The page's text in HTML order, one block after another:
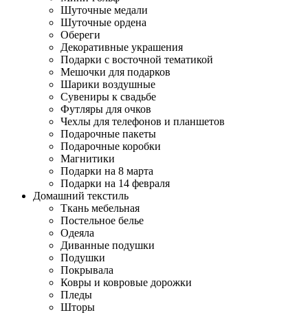
Шуточные медали
Шуточные ордена
Обереги
Декоративные украшения
Подарки с восточной тематикой
Мешочки для подарков
Шарики воздушные
Сувениры к свадьбе
Футляры для очков
Чехлы для телефонов и планшетов
Подарочные пакеты
Подарочные коробки
Магнитики
Подарки на 8 марта
Подарки на 14 февраля
Домашний текстиль
Ткань мебельная
Постельное белье
Одеяла
Диванные подушки
Подушки
Покрывала
Ковры и ковровые дорожки
Пледы
Шторы